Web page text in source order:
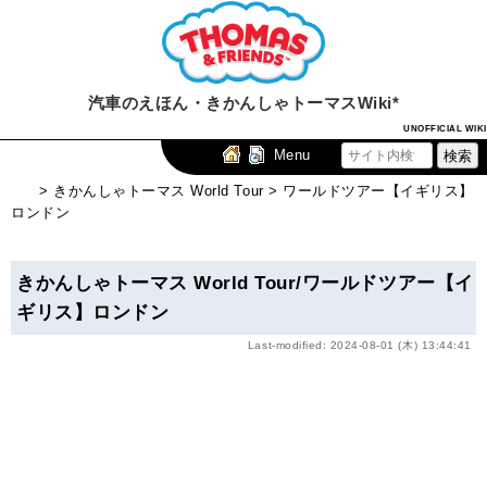
汽車のえほん・きかんしゃトーマスWiki*
UNOFFICIAL WIKI
Menu
> きかんしゃトーマス World Tour > ワールドツアー【イギリス】
ロンドン
きかんしゃトーマス World Tour/ワールドツアー【イ
ギリス】ロンドン
Last-modified: 2024-08-01 (木) 13:44:41